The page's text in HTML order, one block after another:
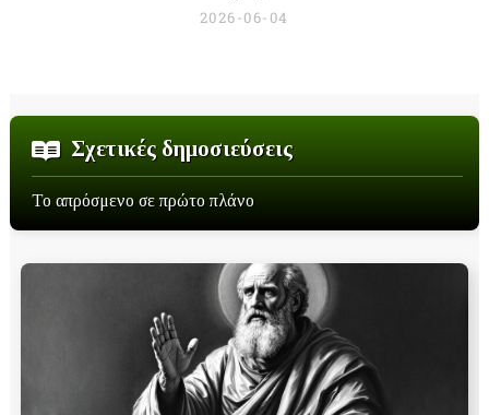
2026-06-04
Σχετικές δημοσιεύσεις
Το απρόσμενο σε πρώτο πλάνο